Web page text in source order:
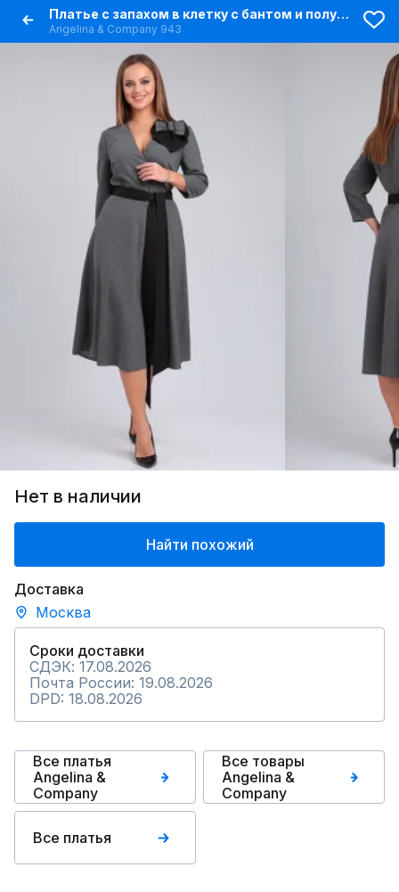
Платье с запахом в клетку с бантом и полусолнце юбкой
Angelina & Сompany 943
Нет в наличии
Найти похожий
Доставка
Москва
Сроки доставки
СДЭК: 17.08.2026
Почта России: 19.08.2026
DPD: 18.08.2026
Все платья
Angelina &
Сompany
Все товары
Angelina &
Сompany
Все платья